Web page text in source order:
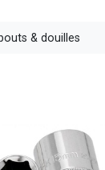
& douilles